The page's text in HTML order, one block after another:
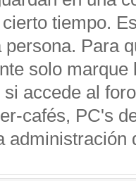
tiempo.
persona. Para
solo
accede al
cafés, PC's
administración